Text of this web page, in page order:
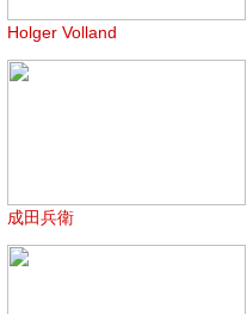
Holger Volland
成田兵衛